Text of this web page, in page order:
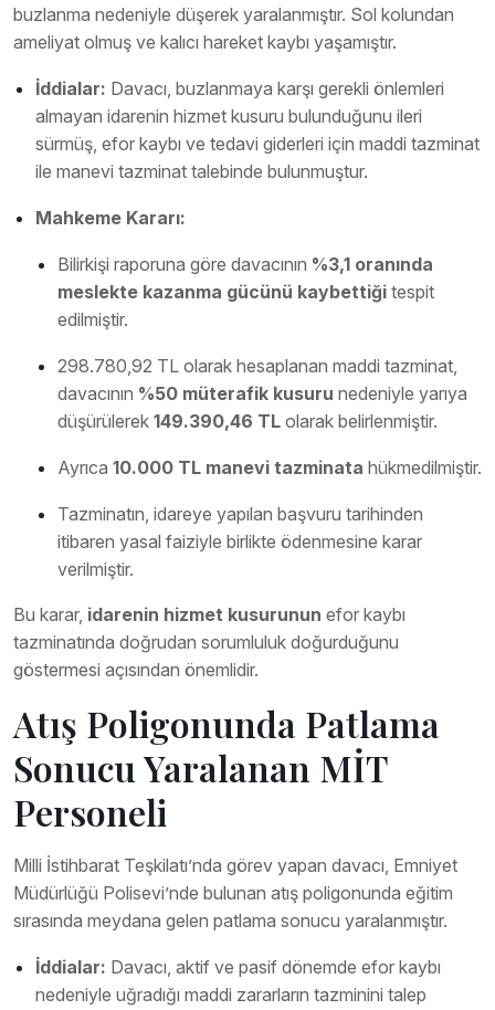
buzlanma nedeniyle düşerek yaralanmıştır. Sol kolundan
ameliyat olmuş ve kalıcı hareket kaybı yaşamıştır.
İddialar: Davacı, buzlanmaya karşı gerekli önlemleri
almayan idarenin hizmet kusuru bulunduğunu ileri
sürmüş, efor kaybı ve tedavi giderleri için maddi tazminat
ile manevi tazminat talebinde bulunmuştur.
Mahkeme Kararı:
Bilirkişi raporuna göre davacının %3,1 oranında
meslekte kazanma gücünü kaybettiği tespit
edilmiştir.
298.780,92 TL olarak hesaplanan maddi tazminat,
davacının %50 müterafik kusuru nedeniyle yarıya
düşürülerek 149.390,46 TL olarak belirlenmiştir.
Ayrıca 10.000 TL manevi tazminata hükmedilmiştir.
Tazminatın, idareye yapılan başvuru tarihinden
itibaren yasal faiziyle birlikte ödenmesine karar
verilmiştir.
Bu karar, idarenin hizmet kusurunun efor kaybı
tazminatında doğrudan sorumluluk doğurduğunu
göstermesi açısından önemlidir.
Atış Poligonunda Patlama
Sonucu Yaralanan MİT
Personeli
Milli İstihbarat Teşkilatı’nda görev yapan davacı, Emniyet
Müdürlüğü Polisevi’nde bulunan atış poligonunda eğitim
sırasında meydana gelen patlama sonucu yaralanmıştır.
İddialar: Davacı, aktif ve pasif dönemde efor kaybı
nedeniyle uğradığı maddi zararların tazminini talep